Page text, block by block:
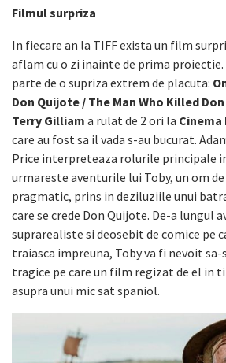
Filmul surpriza
In fiecare an la TIFF exista un film
aflam cu o zi inainte de prima
parte de o supriza extrem de placuta:
Don Quijote / The Man Who Killed
Terry Gilliam a rulat de 2 ori la
care au fost sa il vada s-au bucurat.
Price interpreteaza rolurile principale
urmareste aventurile lui Toby, un om
pragmatic, prins in deziluziile unui
care se crede Don Quijote. De-a lungul
suprarealiste si deosebit de comice pe
traiasca impreuna, Toby va fi nevoit
tragice pe care un film regizat de el in
asupra unui mic sat spaniol.